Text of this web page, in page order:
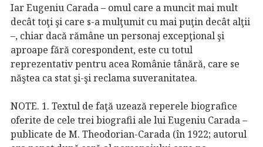
Iar Eugeniu Carada – omul care a muncit mai mult
decât toţi şi care s-a mulţumit cu mai puţin decât alţii
–, chiar dacă rămâne un personaj excepţional şi
aproape fără corespondent, este cu totul
reprezentativ pentru acea Românie tânără, care se
năştea ca stat şi-şi reclama suveranitatea.
NOTE. 1. Textul de faţă uzează reperele biografice
oferite de cele trei biografii ale lui Eugeniu Carada –
publicate de M. Theodorian-Carada (în 1922; autorul